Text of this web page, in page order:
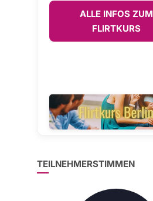
ALLE INFOS ZUM
FLIRTKURS
TEILNEHMERSTIMMEN